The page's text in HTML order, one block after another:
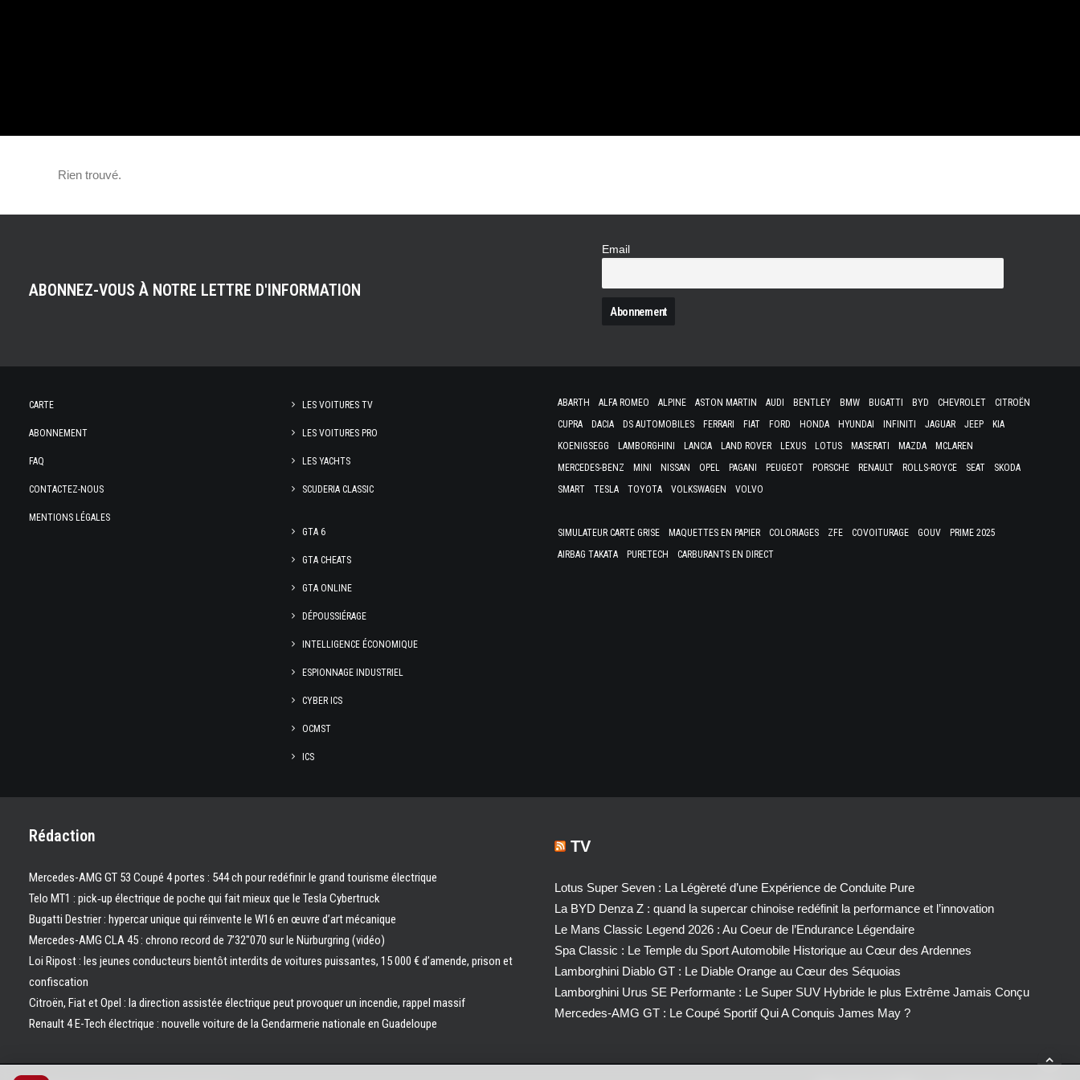
GT3 (GT TOUR – LE MANS)
Rien trouvé.
ABONNEZ-VOUS À NOTRE LETTRE D'INFORMATION
Email
CARTE
ABONNEMENT
FAQ
CONTACTEZ-NOUS
MENTIONS LÉGALES
LES VOITURES TV
LES VOITURES PRO
LES YACHTS
SCUDERIA CLASSIC
GTA 6
GTA CHEATS
GTA ONLINE
DÉPOUSSIÉRAGE
INTELLIGENCE ÉCONOMIQUE
ESPIONNAGE INDUSTRIEL
CYBER ICS
OCMST
ICS
ABARTH ALFA ROMEO ALPINE ASTON MARTIN AUDI BENTLEY BMW BUGATTI BYD CHEVROLET
CITROËN
CUPRA
DACIA DS AUTOMOBILES FERRARI FIAT FORD HONDA HYUNDAI INFINITI JAGUAR JEEP
KIA
KOENIGSEGG
LAMBORGHINI LANCIA LAND ROVER LEXUS LOTUS MASERATI MAZDA
MCLAREN
MERCEDES-BENZ
MINI NISSAN OPEL PAGANI PEUGEOT PORSCHE RENAULT ROLLS-ROYCE SEAT
SKODA
SMART
TESLA TOYOTA VOLKSWAGEN VOLVO
SIMULATEUR CARTE GRISE MAQUETTES EN PAPIER COLORIAGES ZFE COVOITURAGE GOUV
PRIME 2025
AIRBAG TAKATA
PURETECH CARBURANTS EN DIRECT
Rédaction
Mercedes-AMG GT 53 Coupé 4 portes : 544 ch pour redéfinir le grand tourisme électrique
Telo MT1 : pick‑up électrique de poche qui fait mieux que le Tesla Cybertruck
Bugatti Destrier : hypercar unique qui réinvente le W16 en œuvre d’art mécanique
Mercedes-AMG CLA 45 : chrono record de 7’32″070 sur le Nürburgring (vidéo)
Loi Ripost : les jeunes conducteurs bientôt interdits de voitures puissantes, 15 000 € d’amende, prison et
confiscation
Citroën, Fiat et Opel : la direction assistée électrique peut provoquer un incendie, rappel massif
Renault 4 E-Tech électrique : nouvelle voiture de la Gendarmerie nationale en Guadeloupe
TV
Lotus Super Seven : La Légèreté d’une Expérience de Conduite Pure
La BYD Denza Z : quand la supercar chinoise redéfinit la performance et l’innovation
Le Mans Classic Legend 2026 : Au Coeur de l’Endurance Légendaire
Spa Classic : Le Temple du Sport Automobile Historique au Cœur des Ardennes
Lamborghini Diablo GT : Le Diable Orange au Cœur des Séquoias
Lamborghini Urus SE Performante : Le Super SUV Hybride le plus Extrême Jamais Conçu
Mercedes-AMG GT : Le Coupé Sportif Qui A Conquis James May ?